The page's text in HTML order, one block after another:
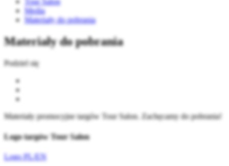
Media
Materiały do pobrania
Materiały do pobrania
Podziel się
Materiały promocyjne targów Tour Salon. Zachęcamy do pobrania!
Logo targów Tour Salon
Logo PL/EN